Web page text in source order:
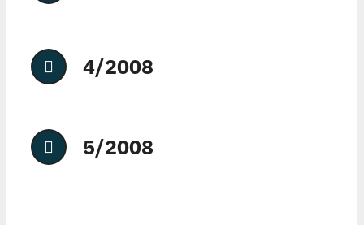
4/2008
5/2008